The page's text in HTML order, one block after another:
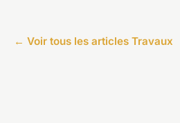
← Voir tous les articles Travaux